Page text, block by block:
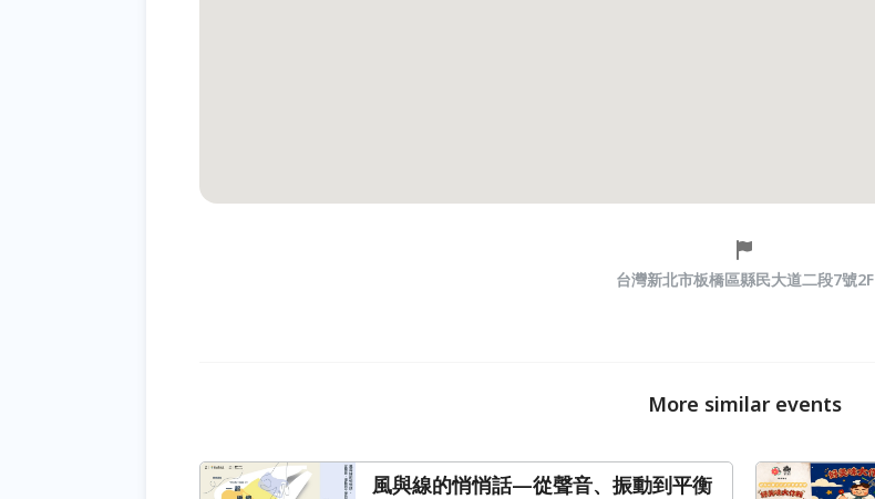
台灣新北市板橋區縣民大道二段7號2F
More similar events
風與線的悄悄話—從聲音、振動到平衡